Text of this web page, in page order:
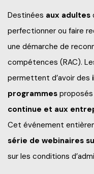
Frais de scolarité
Étudiant d’un jour
Portes ouvertes
À savoir en tant que
Services aux
Francisation
Portes ouvertes
Alliés pour la formation
Catalogue de
Recrutez nos
Blogue d'expert
Grand public
Politiques et
Engagement social
Info-Chantiers
Destinées aux adultes
perfectionner ou faire
une démarche de
compétences (RAC).
permettent d’avoir des
programmes proposés
continue et aux
Cet événement
série de webinaires
sur les conditions